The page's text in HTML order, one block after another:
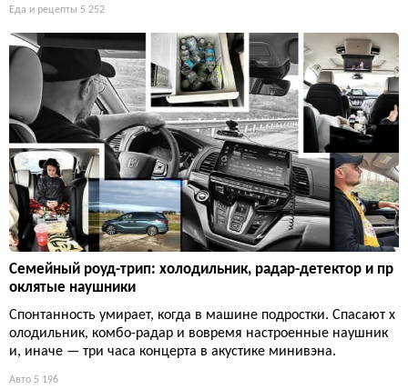
Еда и рецепты 5 252
Семейный роуд-трип: холодильник, радар-детектор и пр
оклятые наушники
Спонтанность умирает, когда в машине подростки. Спасают х
олодильник, комбо-радар и вовремя настроенные наушник
и, иначе — три часа концерта в акустике минивэна.
Авто 5 196